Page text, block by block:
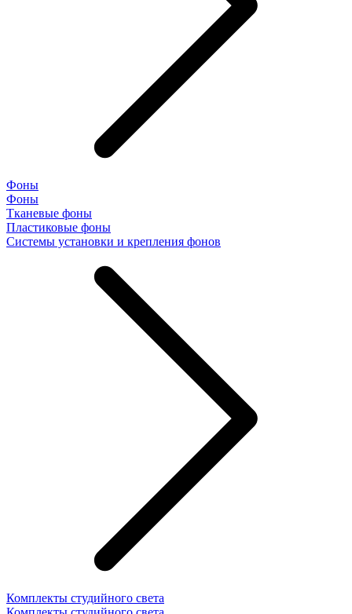
Фоны
Фоны
Тканевые фоны
Пластиковые фоны
Системы установки и крепления фонов
Комплекты студийного света